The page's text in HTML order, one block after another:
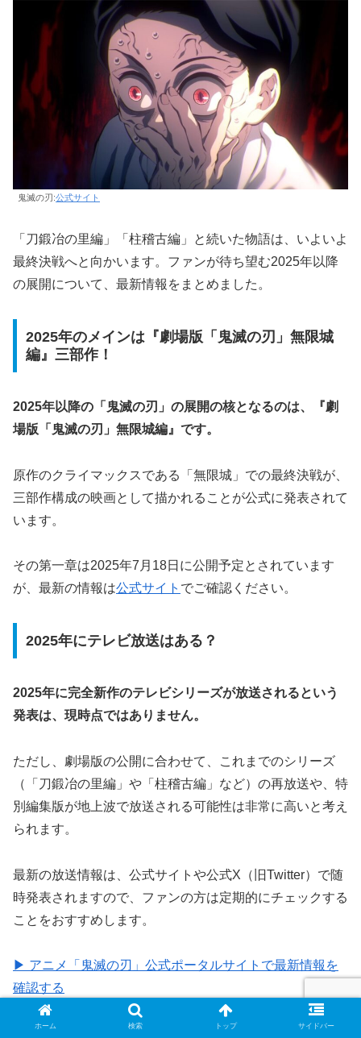
鬼滅の刃:公式サイト
「刀鍛冶の里編」「柱稽古編」と続いた物語は、いよいよ
最終決戦へと向かいます。ファンが待ち望む2025年以降
の展開について、最新情報をまとめました。
2025年のメインは『劇場版「鬼滅の刃」無限城
編』三部作！
2025年以降の「鬼滅の刃」の展開の核となるのは、『劇
場版「鬼滅の刃」無限城編』です。
原作のクライマックスである「無限城」での最終決戦が、
三部作構成の映画として描かれることが公式に発表されて
います。
その第一章は2025年7月18日に公開予定とされています
が、最新の情報は公式サイト でご確認ください。
2025年にテレビ放送はある？
2025年に完全新作のテレビシリーズが放送されるという
発表は、現時点ではありません。
ただし、劇場版の公開に合わせて、これまでのシリーズ
（「刀鍛冶の里編」や「柱稽古編」など）の再放送や、特
別編集版が地上波で放送される可能性は非常に高いと考え
られます。
最新の放送情報は、公式サイトや公式X（旧Twitter）で随
時発表されますので、ファンの方は定期的にチェックする
ことをおすすめします。
▶ アニメ「鬼滅の刃」公式ポータルサイトで最新情報を
確認する
ホーム 検索 トップ サイドバー